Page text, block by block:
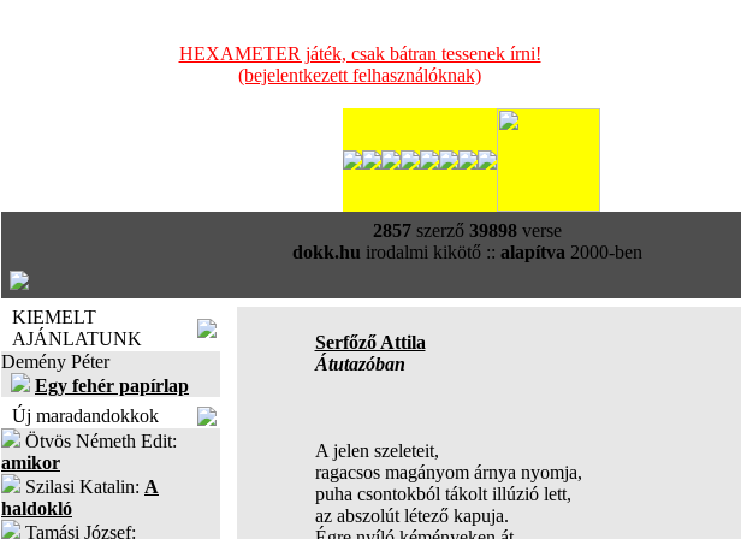
HEXAMETER játék, csak bátran tessenek írni!
(bejelentkezett felhasználóknak)
2857szerző 39898verse
dokk.hu irodalmi kikötő :: alapítva 2000-ben
KIEMELT
AJÁNLATUNK
Demény Péter
Egy fehér papírlap
Új maradandokkok
Ötvös Németh Edit:
amikor
Szilasi Katalin: A
haldokló
Tamási József:
Serfőző Attila
Átutazóban
A jelen szeleteit,
ragacsos magányom árnya nyomja,
puha csontokból tákolt illúzió lett,
az abszolút létező kapuja.